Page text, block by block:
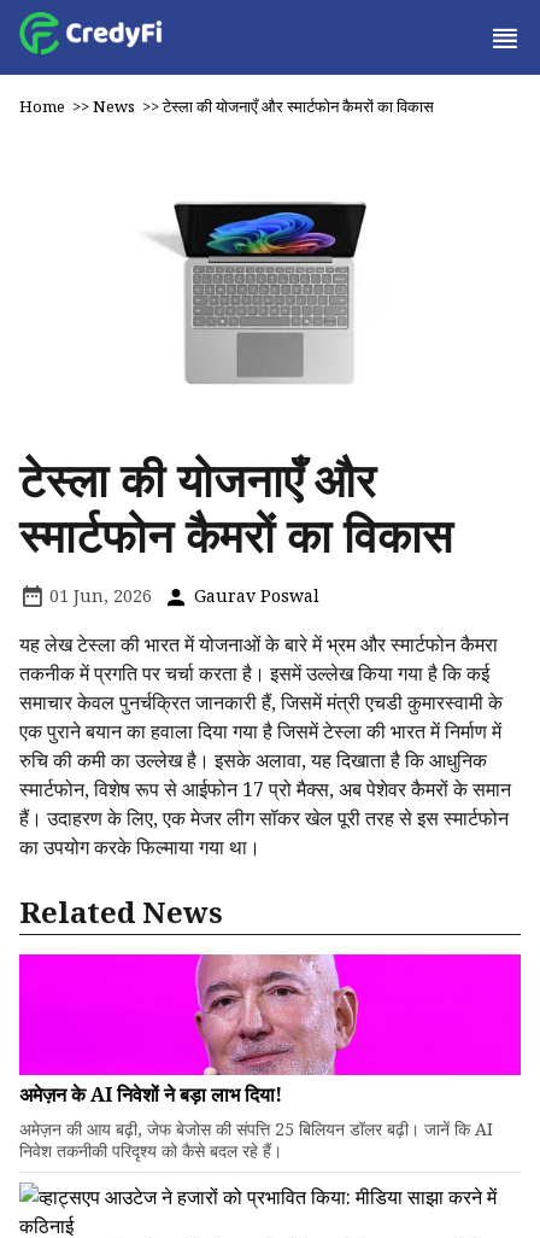
Home >>News >>टेस्ला की योजनाएँ और स्मार्टफोन कैमरों का विकास
टेस्ला की योजनाएँ और
स्मार्टफोन कैमरों का विकास
01 Jun, 2026 Gaurav Poswal
यह लेख टेस्ला की भारत में योजनाओं के बारे में भ्रम और स्मार्टफोन कैमरा
तकनीक में प्रगति पर चर्चा करता है। इसमें उल्लेख किया गया है कि कई
समाचार केवल पुनर्चक्रित जानकारी हैं, जिसमें मंत्री एचडी कुमारस्वामी के
एक पुराने बयान का हवाला दिया गया है जिसमें टेस्ला की भारत में निर्माण में
रुचि की कमी का उल्लेख है। इसके अलावा, यह दिखाता है कि आधुनिक
स्मार्टफोन, विशेष रूप से आईफोन 17 प्रो मैक्स, अब पेशेवर कैमरों के समान
हैं। उदाहरण के लिए, एक मेजर लीग सॉकर खेल पूरी तरह से इस स्मार्टफोन
का उपयोग करके फिल्माया गया था।
Related News
अमेज़न के AI निवेशों ने बड़ा लाभ दिया!
अमेज़न की आय बढ़ी, जेफ बेजोस की संपत्ति 25 बिलियन डॉलर बढ़ी। जानें कि AI
निवेश तकनीकी परिदृश्य को कैसे बदल रहे हैं।